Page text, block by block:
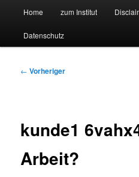
Suchmaschine
Technologie
Zum
primären
Zum
sekundären
Home zum Institut
Datenschutz
Beitragsnavigation
← Vorheriger
kunde1
Arbeit?